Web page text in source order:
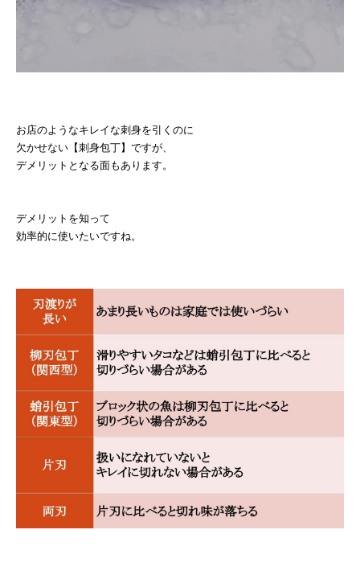
お店のようなキレイな刺身を引くのに
欠かせない【刺身包丁】ですが、
デメリットとなる面もあります。
デメリットを知って
効率的に使いたいですね。